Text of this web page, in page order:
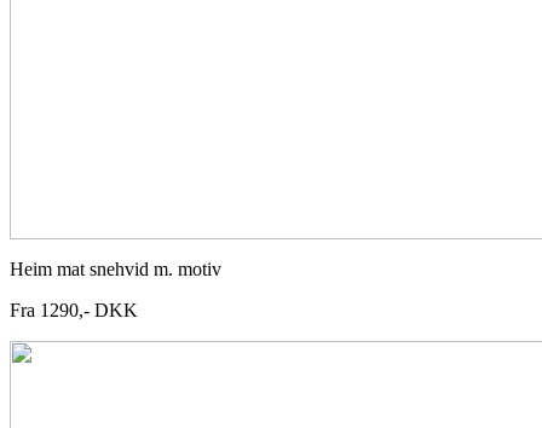
Heim mat snehvid m. motiv
Fra 1290,- DKK